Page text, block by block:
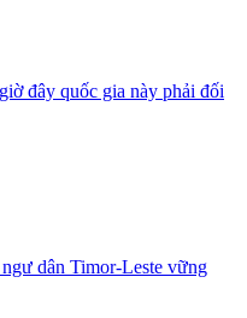
đây quốc gia này phải đối
dân Timor-Leste vững